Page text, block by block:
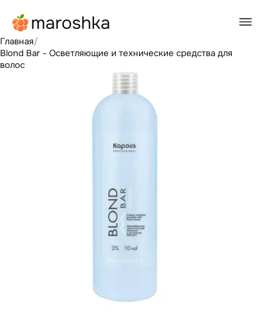
Главная/
Blond Bar - Осветляющие и технические средства для
волос